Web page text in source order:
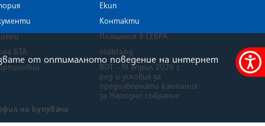
Меню
БТА
Екип
Контакти
Плащания в СЕБРА
old.bta.bg
ВОТ - 19 април 2026 г .
ред и условия за
предизборната кампания
за Народно събрание
на купувача
от оптималното поведение на интернет